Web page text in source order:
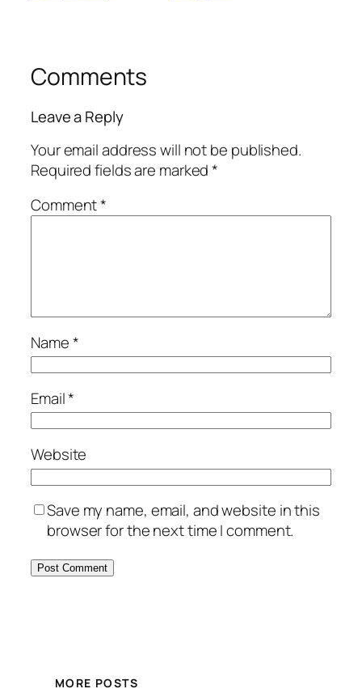
Comments
Leave a Reply
Your email address will not be published.
Required fields are marked*
Comment*
Name*
Email*
Website
Save my name, email, and website in this
browser for the next time I comment.
MORE POSTS